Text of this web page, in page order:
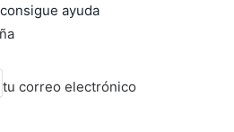
ayuda
tu correo electrónico